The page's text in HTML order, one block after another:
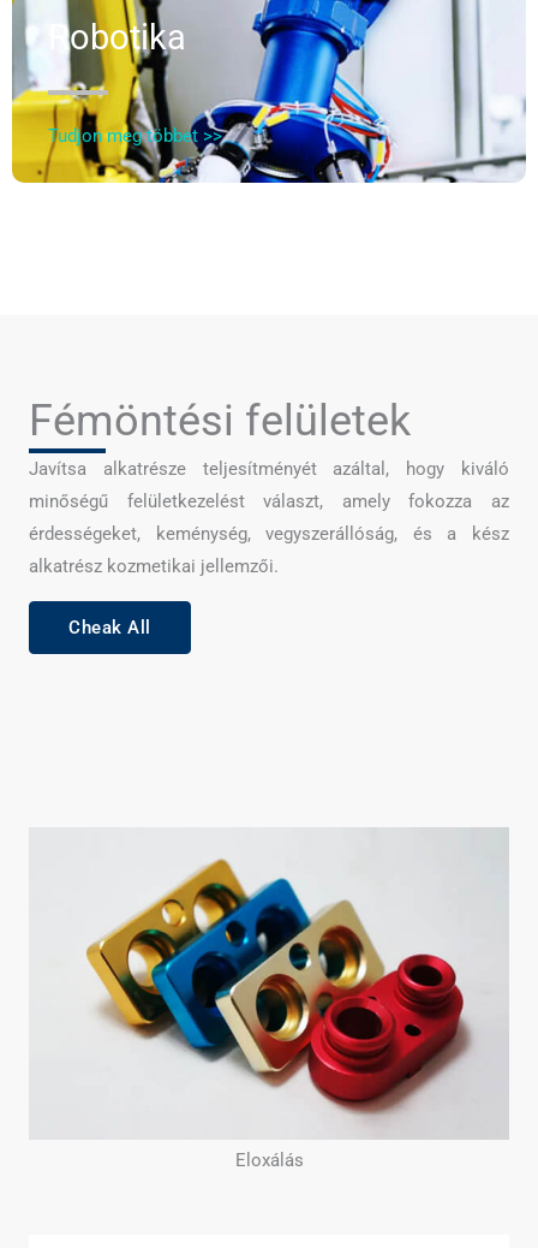
Robotika
Tudjon meg többet >>
Fémöntési felületek
Javítsa alkatrésze teljesítményét azáltal, hogy kiváló
minőségű felületkezelést választ, amely fokozza az
érdességeket, keménység, vegyszerállóság, és a kész
alkatrész kozmetikai jellemzői.
Cheak All
Eloxálás